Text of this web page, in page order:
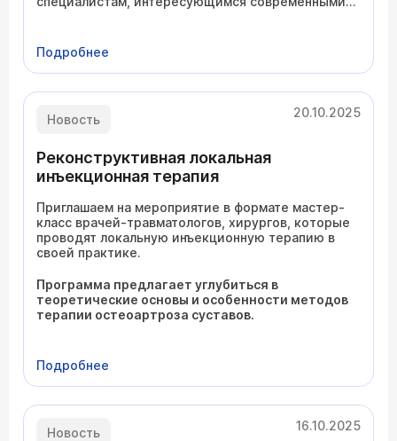
Подробнее
Новость 20.10.2025
Реконструктивная локальная
инъекционная терапия
Приглашаем на мероприятие в формате мастер-
класс врачей-травматологов, хирургов, которые
проводят локальную инъекционную терапию в
своей практике.
Программа предлагает углубиться в
теоретические основы и особенности методов
терапии остеоартроза суставов.
Подробнее
Новость 16.10.2025